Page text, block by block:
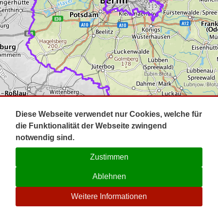
Impressum
Kontakt
☉
Diese Webseite verwendet nur Cookies, welche für
die Funktionalität der Webseite zwingend
notwendig sind.
Zustimmen
Ablehnen
Weitere Informationen